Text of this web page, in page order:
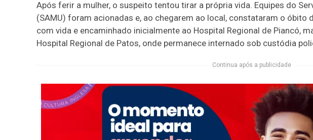
Após ferir a mulher, o suspeito tentou tirar a própria vida. Equipes do
(SAMU) foram acionadas e, ao chegarem ao local, constataram o
com vida e encaminhado inicialmente ao Hospital Regional de Piancó,
Hospital Regional de Patos, onde permanece internado sob custódia
Continua após a publicidade